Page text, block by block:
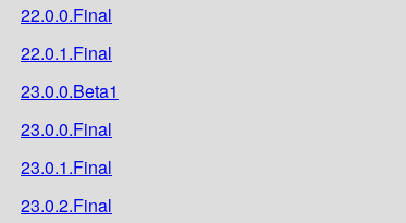
22.0.0.Final
22.0.1.Final
23.0.0.Beta1
23.0.0.Final
23.0.1.Final
23.0.2.Final